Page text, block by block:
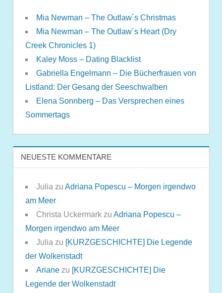
Mia Newman – The Outlaw´s Christmas
Mia Newman – The Outlaw´s Heart (Dry
Creek Chronicles 1)
Kaley Moss – Dating Blacklist
Gabriella Engelmann – Die Bücherfrauen von
Listland: Der Gesang der Seeschwalben
Elena Sonnberg – Das Versprechen eines
Sommertags
NEUESTE KOMMENTARE
Julia zu Adriana Popescu – Morgen irgendwo
am Meer
Christa Uckermarkzu Adriana Popescu –
Morgen irgendwo am Meer
Julia zu [KURZGESCHICHTE] Die Legende
der Wolkenstadt
Arianezu [KURZGESCHICHTE] Die
Legende der Wolkenstadt